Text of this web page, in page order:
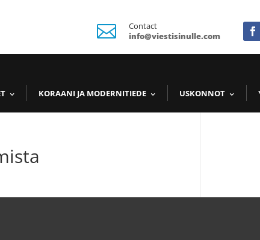

Contact
info@viestisinulle.com
KORAANI JA MODERNITIEDE USKONNOT